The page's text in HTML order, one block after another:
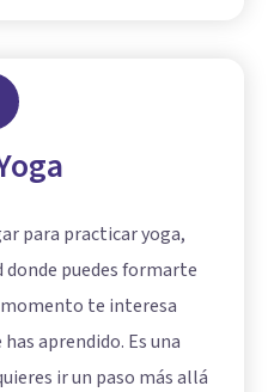
para practicar yoga,
puedes formarte
te interesa
aprendido. Es una
ir un paso más allá